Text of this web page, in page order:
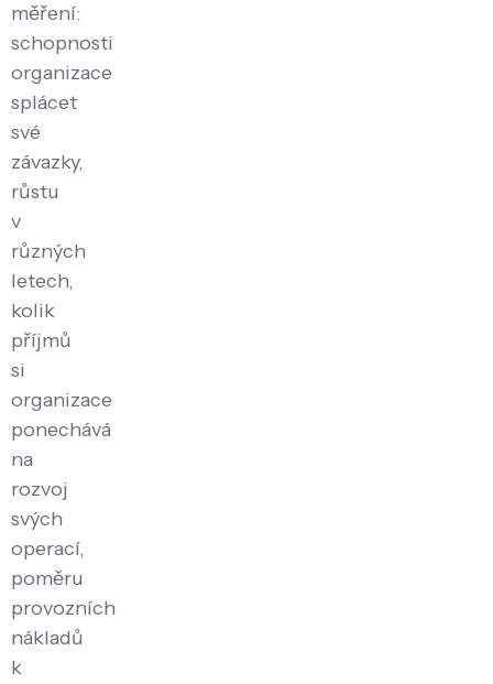
měření:
schopnosti
organizace
splácet
své
závazky,
růstu
v
různých
letech,
kolik
příjmů
si
organizace
ponechává
na
rozvoj
svých
operací,
poměru
provozních
nákladů
k